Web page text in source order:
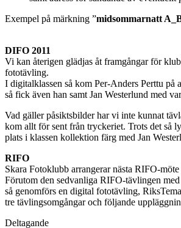
Exempel på märkning ”midsommarnatt
DIFO 2011
Vi kan återigen glädjas åt framgångar för
fototävling.
I digitalklassen så kom Per-Anders Perttu på
så fick även han samt Jan Westerlund med
Vad gäller påsiktsbilder har vi inte kunnat
kom allt för sent från tryckeriet. Trots det så
plats i klassen kollektion färg med Jan
RIFO
Skara Fotoklubb arrangerar nästa RIFO-
Förutom den sedvanliga RIFO-tävlingen
så genomförs en digital fototävling,
tre tävlingsomgångar och följande
Deltagande